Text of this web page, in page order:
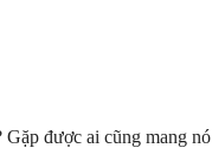
được ai cũng mang nó